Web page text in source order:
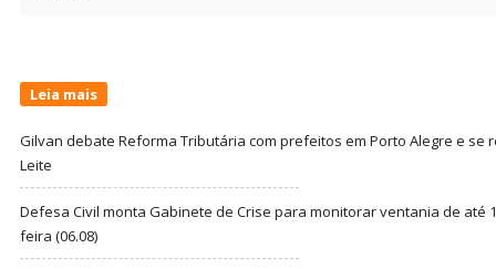
Leia mais
Gilvan debate Reforma Tributária com prefeitos em Porto Alegre e se
Leite
Defesa Civil monta Gabinete de Crise para monitorar ventania de até
feira (06.08)